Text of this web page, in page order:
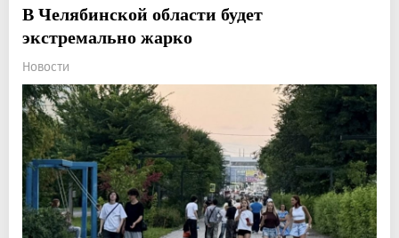
В Челябинской области будет
экстремально жарко
Новости